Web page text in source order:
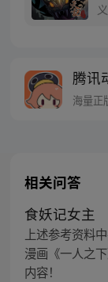
腾讯
海量正
相关问答
食妖记女主
上述参考资料
漫画《一人之
内容！